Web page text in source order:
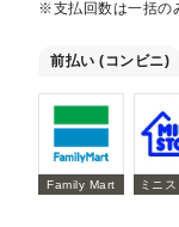
※支払回数は一括の
前払い (コンビニ)
Family Mart ミニ